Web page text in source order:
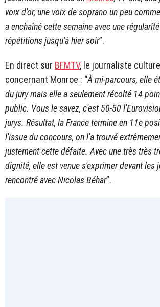
voix d'or, une voix de soprano un peu
a enchaîné cette semaine avec une
répétitions jusqu'à hier soir”.
En direct sur BFMTV, le journaliste
concernant Monroe : “À mi-parcours, elle
du jury mais elle a seulement récolté 14
public. Vous le savez, c'est 50-50
jurys. Résultat, la France termine en 11e
l'issue du concours, on l'a trouvé
justement cette défaite. Avec une très très
dignité, elle est venue s'exprimer devant les
rencontré avec Nicolas Béhar”.